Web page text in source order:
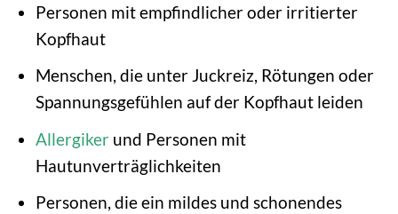
Personen mit empfindlicher oder irritierter
Kopfhaut
Menschen, die unter Juckreiz, Rötungen oder
Spannungsgefühlen auf der Kopfhaut leiden
Allergikerund Personen mit
Hautunverträglichkeiten
Personen, die ein mildes und schonendes